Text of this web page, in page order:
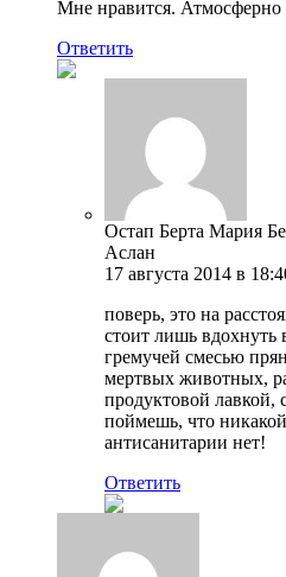
Мне нравится. Атмосферно
Ответить
Остап Берта Мария
Аслан
17 августа 2014 в
поверь, это на
стоит лишь вдохнуть
гремучей смесью
мертвых животных,
продуктовой лавкой,
поймешь, что
антисанитарии нет!
Ответить